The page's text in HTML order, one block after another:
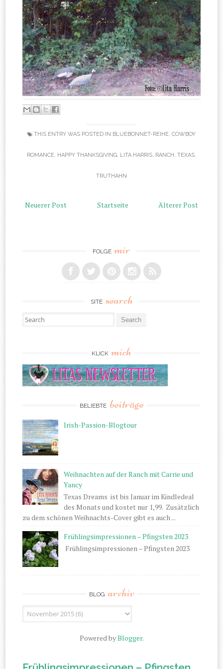
THIS ENTRY WAS POSTED IN BLUEBONNET-REIHE, COWBOY
ROMANCE, HAPPY THANKSGIVING, LITA HARRIS, RANCH, TEXAS,
TRUTHAHN
Neuerer Post Älterer Post
Startseite
FOLGE mir
SITE search
Search for:
KLICK mich
BELIEBTE beiträge
Irish-Passion-Blogtour
Weihnachten auf der Ranch mit Carrie und
Yancy
Texas Dreams ist bis Januar im Kindledeal
des Monats und kostet nur 1,99. Zusätzlich
zu dem schönen Weihnachts-Cover gibt es auch ...
Frühlingsimpressionen – Pfingsten 2023
Frühlingsimpressionen – Pfingsten 2023
BLOG archiv
Powered byBlogger.